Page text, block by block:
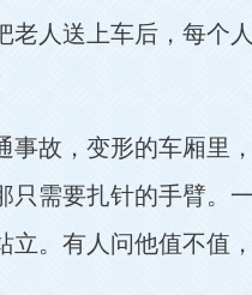
老人送上车后，每个
事故，变形的车厢里
只需要扎针的手臂。
立。有人问他值不值